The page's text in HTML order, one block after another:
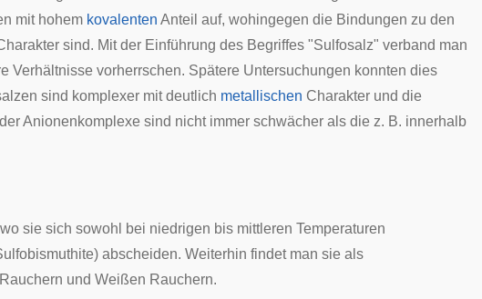
mit hohem kovalenten Anteil auf, wohingegen die Bindungen zu den
sind. Mit der Einführung des Begriffes "Sulfosalz" verband man
vorherrschen. Spätere Untersuchungen konnten dies
sind komplexer mit deutlich metallischen Charakter und die
Anionenkomplexe sind nicht immer schwächer als die z. B. innerhalb
sie sich sowohl bei niedrigen bis mittleren Temperaturen
abscheiden. Weiterhin findet man sie als
und Weißen Rauchern.